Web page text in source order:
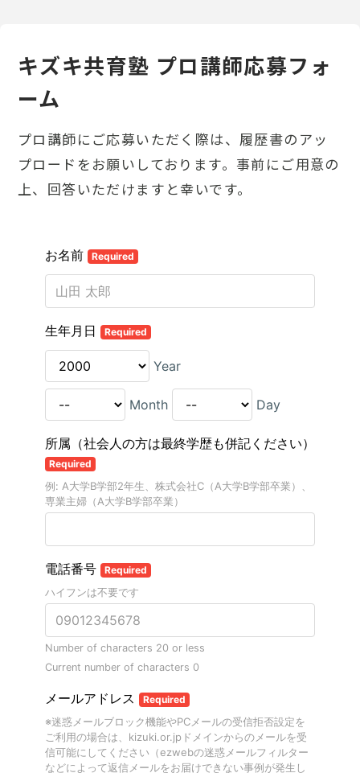
キズキ共育塾 プロ講師応募フォ
ーム
プロ講師にご応募いただく際は、履歴書のアッ
プロードをお願いしております。事前にご用意の
上、回答いただけますと幸いです。